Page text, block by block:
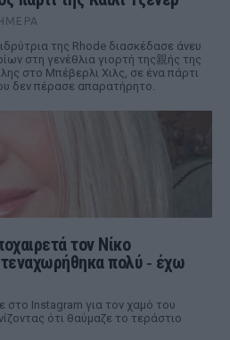
της Rhode διασκέδασε άνευ
στη γενέθλια γιορτή της親ής της
στο Μπέβερλι Χιλς, σε ένα πάρτι
δεν πέρασε απαρατήρητο.
τον Νίκο
πολύ ‑ έχω
Instagram για τον χαμό του
ότι θαύμαζε το τεράστιο